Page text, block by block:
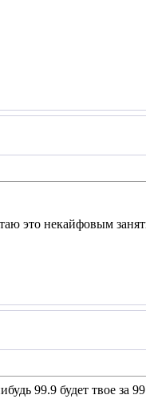
это некайфовым
99.9 будет твое за